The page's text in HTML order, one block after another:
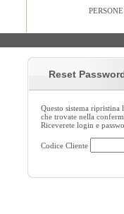
Reset
Questo sistema ripristina
che trovate nella
Riceverete login e
Codice Cliente
PERSONE